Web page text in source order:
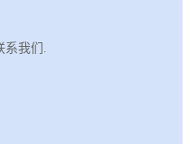
系我们.